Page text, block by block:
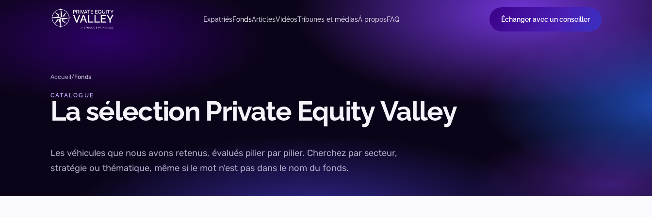
Aller au contenu
ExpatriésFondsArticlesVidéosTribunes et médiasÀ proposFAQ Échanger avec un conseiller
Accueil/Fonds
CATALOGUE
Lasélection Private EquityValley
Les véhicules que nous avons retenus, évalués pilier par pilier. Cherchez par secteur,
stratégie ou thématique, même si le mot n'est pas dans le nom du fonds.